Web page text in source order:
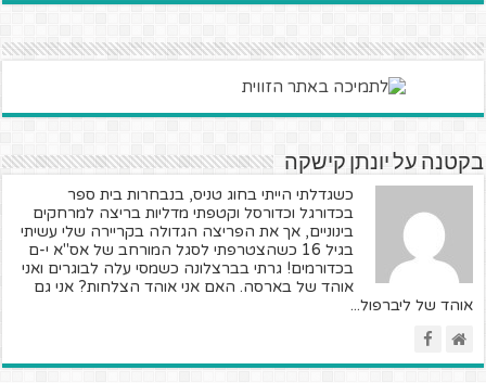
בקטנה על יונתן קישקה
כשגדלתי הייתי בחוג טניס, בנבחרות בית ספר
בכדורגל וכדורסל וקטפתי מדליות בריצה למרחקים
בינוניים, אך את הפריצה הגדולה בקריירה שלי עשיתי
בגיל 16 כשהצטרפתי לסגל המורחב של אס"א י-ם
בכדורמים! גרתי בברצלונה כשמסי עלה לבוגרים ואני
אוהד של בארסה. האם אני אוהד הצלחות? אני גם
אוהד של ליברפול...